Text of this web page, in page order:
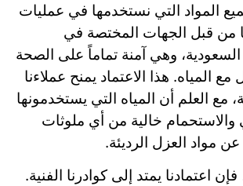
المواد التي نستخدمها في عمليات
من قبل الجهات المختصة في
السعودية، وهي آمنة تماماً على الصحة
مع المياه. هذا الاعتماد يمنح عملاءنا
مع العلم أن المياه التي يستخدمونها
خالية من أي ملوثات
عن مواد العزل الرديئة.
اعتمادنا يمتد إلى كوادرنا الفنية.